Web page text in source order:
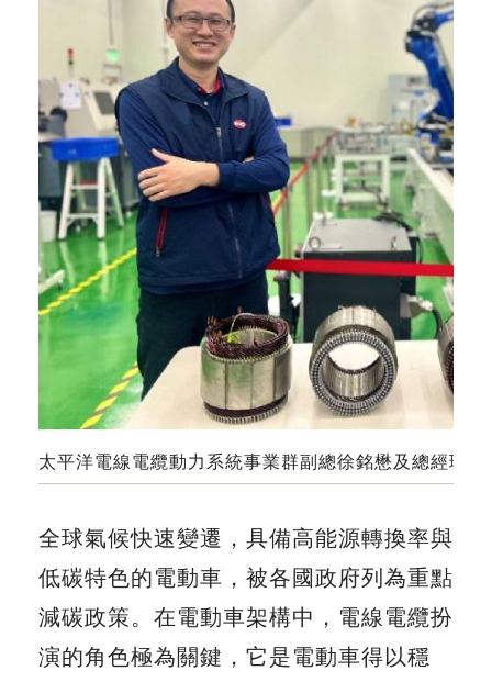
太平洋電線電纜動力系統事業群副總徐銘懋及總經理張
全球氣候快速變遷，具備高能源轉換率與
低碳特色的電動車，被各國政府列為重點
減碳政策。在電動車架構中，電線電纜扮
演的角色極為關鍵，它是電動車得以穩